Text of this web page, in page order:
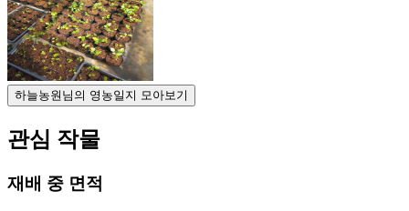
하늘농원님의 영농일지 모아보기
관심 작물
재배 중 면적